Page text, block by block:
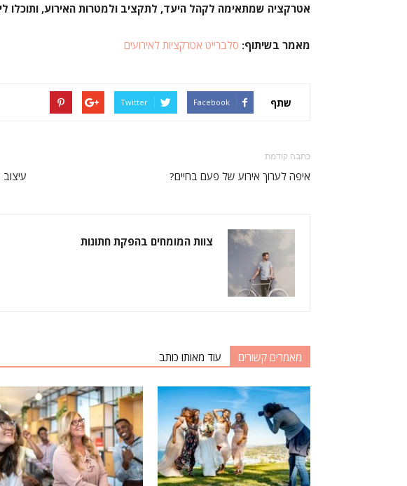
אטרקציה שמתאימה לקהל היעד, לתקציב ולמטרות האירוע, ותוכלו
מאמר בשיתוף: סלברייט אטרקציות לאירועים
שתף Facebook
Twitter
כתבה קודמת
איפה לערוך אירוע של פעם בחיים?
צוות המומחים בהפקת חתונות
מאמרים קשורים עוד מאותו כותב